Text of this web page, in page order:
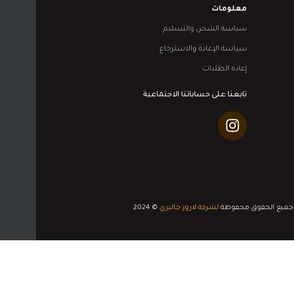
معلومات
سياسة الشحن والتسليم
سياسة الإعادة والاسترجاع
إعادة الطلبات
تابعنا على حساباتنا الاجتماعية
جميع الحقوق محفوظة لشركة لاروز جاليري © 2024